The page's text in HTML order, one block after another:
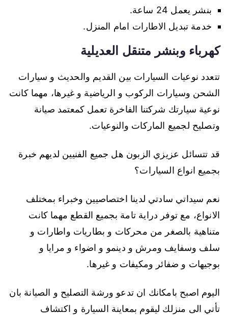
بنشر يعمل 24 ساعة.
خدمة تبديل الاطارات امام المنزل.
كهرباء وبنشر متنقل العديلية
تتعدد نوعيات السيارات بين القديم والحديث و سيارات
الشحن وسيارات الركوب و الرياضية و غيرها، مهما كانت
نوعية سيارتك شركتنا الفاخرة تعمل كمعتمد صيانة
وتصليح لجميع الماركات والنوعيات.
قد تتسائل عزيزي الزبون هل جميع الفنيين لديهم خبرة
بجميع انواع السيارات؟
نعم سيداتي سادتي لدينا اختصاصيين وخبراء بمختلف
الانواع، مع توفر دراية تامة بجميع القطع مهما كانت
متناهية بالصغر من محركات و بطاريات واطارات و
سلف وسفايف ومرش و دينمو و اضواء و مرايا و
بوجيهات و ضفائر ومكيفات و غيرها.
اليوم اصبح بامكانك ان تدعو ورشة التصليح و الصيانة بان
تأتي الى منزلك ليقوم بمعاينة السيارة و اكتشاف